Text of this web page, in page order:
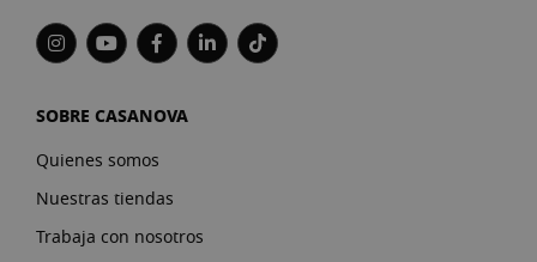
SOBRE CASANOVA
Quienes somos
Nuestras tiendas
Trabaja con nosotros